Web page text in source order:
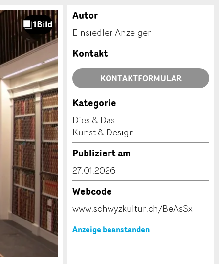
Autor
Einsiedler Anzeiger
Kontakt
KONTAKTFORMULAR
Kategorie
Dies & Das
Kunst & Design
Publiziert am
27.01.2026
Webcode
www.schwyzkultur.ch/BeAsSx
Anzeige beanstanden